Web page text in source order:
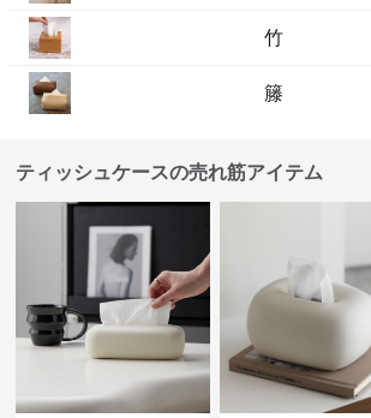
竹
籐
ティッシュケースの売れ筋アイテム